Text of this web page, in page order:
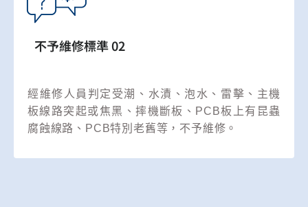
不予維修標準 02
經維修人員判定受潮、水漬、泡水、雷擊、主機
板線路突起或焦黑、摔機斷板、PCB板上有昆蟲
腐蝕線路、PCB特別老舊等，不予維修。